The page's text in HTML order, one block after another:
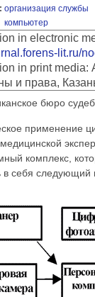
организация службы
компьютер
in electronic
lit.ru/
in print media:
и права,
бюро
применение
комплекс,
в себя